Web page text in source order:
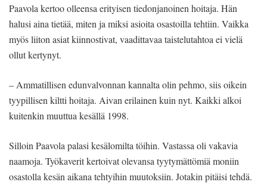
Paavola kertoo olleensa erityisen tiedonjanoinen hoitaja. Hän
halusi aina tietää, miten ja miksi asioita osastoilla tehtiin. Vaikka
myös liiton asiat kiinnostivat, vaadittavaa taistelutahtoa ei vielä
ollut kertynyt.
– Ammatillisen edunvalvonnan kannalta olin pehmo, siis oikein
tyypillisen kiltti hoitaja. Aivan erilainen kuin nyt. Kaikki alkoi
kuitenkin muuttua kesällä 1998.
Silloin Paavola palasi kesälomilta töihin. Vastassa oli vakavia
naamoja. Työkaverit kertoivat olevansa tyytymättömiä moniin
osastolla kesän aikana tehtyihin muutoksiin. Jotakin pitäisi tehdä.